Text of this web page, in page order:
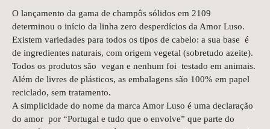
O lançamento da gama de champôs sólidos em 2109
determinou o início da linha zero desperdícios da Amor Luso.
Existem variedades para todos os tipos de cabelo: a sua base é
de ingredientes naturais, com origem vegetal (sobretudo azeite).
Todos os produtos são vegan e nenhum foi testado em animais.
Além de livres de plásticos, as embalagens são 100% em papel
reciclado, sem tratamento.
A simplicidade do nome da marca Amor Luso é uma declaração
do amor por “Portugal e tudo que o envolve” que parte do